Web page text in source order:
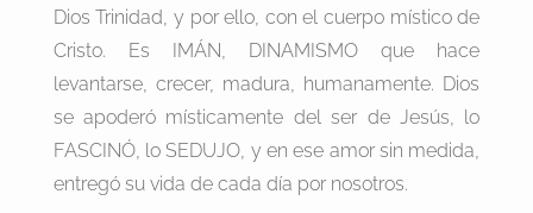
Dios Trinidad, y por ello, con el cuerpo místico de
Cristo. Es IMÁN, DINAMISMO que hace
levantarse, crecer, madura, humanamente. Dios
se apoderó místicamente del ser de Jesús, lo
FASCINÓ, lo SEDUJO, y en ese amor sin medida,
entregó su vida de cada día por nosotros.